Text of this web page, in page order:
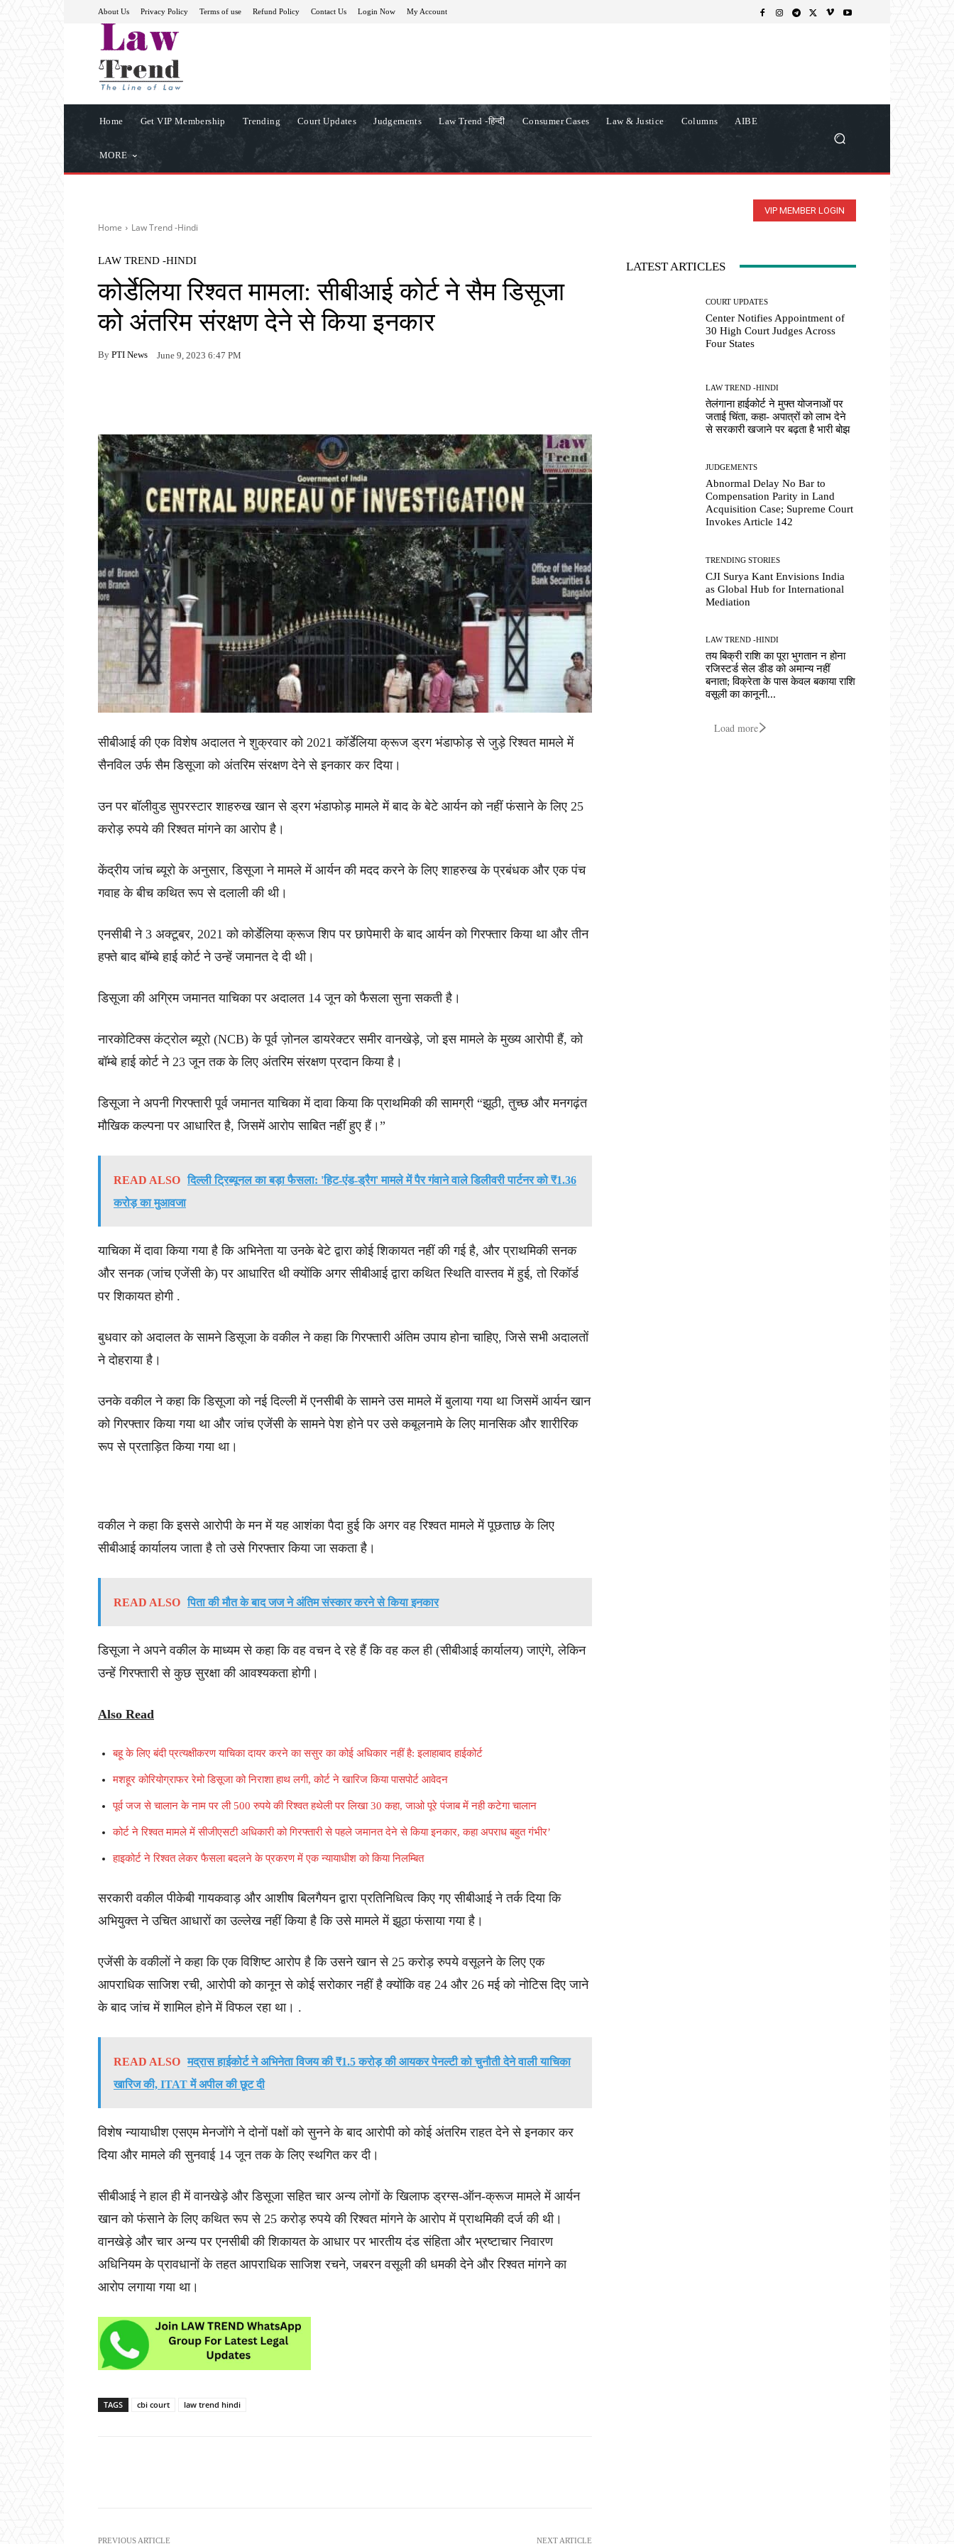
About Us Privacy Policy Terms of use Refund Policy Contact Us Login Now My Account
Home Get VIP Membership Trending Court Updates Judgements Law Trend -हिन्दी Consumer Cases Law & Justice Columns AIBE
MORE
VIP MEMBER LOGIN
Home Law Trend -Hindi
LAW TREND -HINDI
कोर्डेलिया रिश्वत मामला: सीबीआई कोर्ट ने सैम डिसूजा
को अंतरिम संरक्षण देने से किया इनकार
By PTI News June 9, 2023 6:47 PM
सीबीआई की एक विशेष अदालत ने शुक्रवार को 2021 कॉर्डेलिया क्रूज ड्रग भंडाफोड़ से जुड़े रिश्वत मामले में
सैनविल उर्फ सैम डिसूजा को अंतरिम संरक्षण देने से इनकार कर दिया।
उन पर बॉलीवुड सुपरस्टार शाहरुख खान से ड्रग भंडाफोड़ मामले में बाद के बेटे आर्यन को नहीं फंसाने के लिए 25
करोड़ रुपये की रिश्वत मांगने का आरोप है।
केंद्रीय जांच ब्यूरो के अनुसार, डिसूजा ने मामले में आर्यन की मदद करने के लिए शाहरुख के प्रबंधक और एक पंच
गवाह के बीच कथित रूप से दलाली की थी।
एनसीबी ने 3 अक्टूबर, 2021 को कोर्डेलिया क्रूज शिप पर छापेमारी के बाद आर्यन को गिरफ्तार किया था और तीन
हफ्ते बाद बॉम्बे हाई कोर्ट ने उन्हें जमानत दे दी थी।
डिसूजा की अग्रिम जमानत याचिका पर अदालत 14 जून को फैसला सुना सकती है।
नारकोटिक्स कंट्रोल ब्यूरो (NCB) के पूर्व ज़ोनल डायरेक्टर समीर वानखेड़े, जो इस मामले के मुख्य आरोपी हैं, को
बॉम्बे हाई कोर्ट ने 23 जून तक के लिए अंतरिम संरक्षण प्रदान किया है।
डिसूजा ने अपनी गिरफ्तारी पूर्व जमानत याचिका में दावा किया कि प्राथमिकी की सामग्री “झूठी, तुच्छ और मनगढ़ंत
मौखिक कल्पना पर आधारित है, जिसमें आरोप साबित नहीं हुए हैं।”
READ ALSO दिल्ली ट्रिब्यूनल का बड़ा फैसला: 'हिट-एंड-ड्रैग' मामले में पैर गंवाने वाले डिलीवरी पार्टनर को ₹1.36
करोड़ का मुआवजा
याचिका में दावा किया गया है कि अभिनेता या उनके बेटे द्वारा कोई शिकायत नहीं की गई है, और प्राथमिकी सनक
और सनक (जांच एजेंसी के) पर आधारित थी क्योंकि अगर सीबीआई द्वारा कथित स्थिति वास्तव में हुई, तो रिकॉर्ड
पर शिकायत होगी .
बुधवार को अदालत के सामने डिसूजा के वकील ने कहा कि गिरफ्तारी अंतिम उपाय होना चाहिए, जिसे सभी अदालतों
ने दोहराया है।
उनके वकील ने कहा कि डिसूजा को नई दिल्ली में एनसीबी के सामने उस मामले में बुलाया गया था जिसमें आर्यन खान
को गिरफ्तार किया गया था और जांच एजेंसी के सामने पेश होने पर उसे कबूलनामे के लिए मानसिक और शारीरिक
रूप से प्रताड़ित किया गया था।
वकील ने कहा कि इससे आरोपी के मन में यह आशंका पैदा हुई कि अगर वह रिश्वत मामले में पूछताछ के लिए
सीबीआई कार्यालय जाता है तो उसे गिरफ्तार किया जा सकता है।
READ ALSO पिता की मौत के बाद जज ने अंतिम संस्कार करने से किया इनकार
डिसूजा ने अपने वकील के माध्यम से कहा कि वह वचन दे रहे हैं कि वह कल ही (सीबीआई कार्यालय) जाएंगे, लेकिन
उन्हें गिरफ्तारी से कुछ सुरक्षा की आवश्यकता होगी।
Also Read
बहू के लिए बंदी प्रत्यक्षीकरण याचिका दायर करने का ससुर का कोई अधिकार नहीं है: इलाहाबाद हाईकोर्ट
मशहूर कोरियोग्राफर रेमो डिसूजा को निराशा हाथ लगी, कोर्ट ने खारिज किया पासपोर्ट आवेदन
पूर्व जज से चालान के नाम पर ली 500 रुपये की रिश्वत हथेली पर लिखा 30 कहा, जाओ पूरे पंजाब में नही कटेगा चालान
कोर्ट ने रिश्वत मामले में सीजीएसटी अधिकारी को गिरफ्तारी से पहले जमानत देने से किया इनकार, कहा अपराध बहुत गंभीर’
हाइकोर्ट ने रिश्वत लेकर फैसला बदलने के प्रकरण में एक न्यायाधीश को किया निलम्बित
सरकारी वकील पीकेबी गायकवाड़ और आशीष बिलगैयन द्वारा प्रतिनिधित्व किए गए सीबीआई ने तर्क दिया कि
अभियुक्त ने उचित आधारों का उल्लेख नहीं किया है कि उसे मामले में झूठा फंसाया गया है।
एजेंसी के वकीलों ने कहा कि एक विशिष्ट आरोप है कि उसने खान से 25 करोड़ रुपये वसूलने के लिए एक
आपराधिक साजिश रची, आरोपी को कानून से कोई सरोकार नहीं है क्योंकि वह 24 और 26 मई को नोटिस दिए जाने
के बाद जांच में शामिल होने में विफल रहा था। .
READ ALSO मद्रास हाईकोर्ट ने अभिनेता विजय की ₹1.5 करोड़ की आयकर पेनल्टी को चुनौती देने वाली याचिका
खारिज की, ITAT में अपील की छूट दी
विशेष न्यायाधीश एसएम मेनजोंगे ने दोनों पक्षों को सुनने के बाद आरोपी को कोई अंतरिम राहत देने से इनकार कर
दिया और मामले की सुनवाई 14 जून तक के लिए स्थगित कर दी।
सीबीआई ने हाल ही में वानखेड़े और डिसूजा सहित चार अन्य लोगों के खिलाफ ड्रग्स-ऑन-क्रूज मामले में आर्यन
खान को फंसाने के लिए कथित रूप से 25 करोड़ रुपये की रिश्वत मांगने के आरोप में प्राथमिकी दर्ज की थी।
वानखेड़े और चार अन्य पर एनसीबी की शिकायत के आधार पर भारतीय दंड संहिता और भ्रष्टाचार निवारण
अधिनियम के प्रावधानों के तहत आपराधिक साजिश रचने, जबरन वसूली की धमकी देने और रिश्वत मांगने का
आरोप लगाया गया था।
TAGS cbi court law trend hindi
PREVIOUS ARTICLE NEXT ARTICLE
LATEST ARTICLES
COURT UPDATES
Center Notifies Appointment of
30 High Court Judges Across
Four States
LAW TREND -HINDI
तेलंगाना हाईकोर्ट ने मुफ्त योजनाओं पर
जताई चिंता, कहा- अपात्रों को लाभ देने
से सरकारी खजाने पर बढ़ता है भारी बोझ
JUDGEMENTS
Abnormal Delay No Bar to
Compensation Parity in Land
Acquisition Case; Supreme Court
Invokes Article 142
TRENDING STORIES
CJI Surya Kant Envisions India
as Global Hub for International
Mediation
LAW TREND -HINDI
तय बिक्री राशि का पूरा भुगतान न होना
रजिस्टर्ड सेल डीड को अमान्य नहीं
बनाता; विक्रेता के पास केवल बकाया राशि
वसूली का कानूनी...
Load more